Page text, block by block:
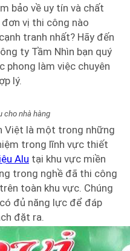
bảo về uy tín và chất
vị thi công nào
tranh nhất? Hãy đến
ty Tầm Nhìn bạn quý
phong làm việc chuyên
lý.
cho nhà hàng
Việt là một trong những
trong lĩnh vực thiết
Alu tại khu vực miền
trong nghề đã thi công
toàn khu vực. Chúng
đủ năng lực để đáp
đặt ra.